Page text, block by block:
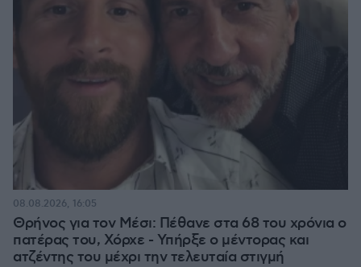
Θρήνος για τον Μέσι: Πέθανε στα 68 του χρόνια ο
πατέρας του, Χόρχε - Υπήρξε ο μέντορας και
ατζέντης του μέχρι την τελευταία στιγμή
08.08.2026, 16:05